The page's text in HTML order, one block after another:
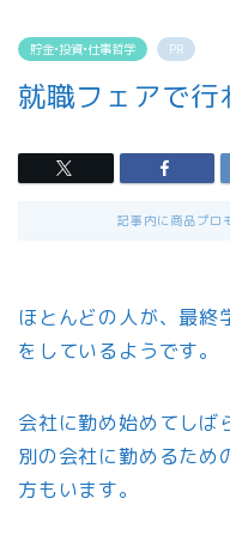
貯金•投資•仕事哲学 PR
就職フェアで行
記事内に商品プロ
ほとんどの人が、最終
をしているようです。
会社に勤め始めてしば
別の会社に勤めるため
方もいます。